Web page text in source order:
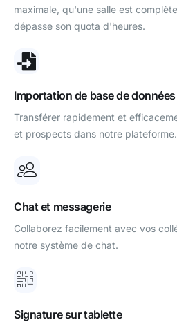
maximale, qu'une salle est
dépasse son quota d'heures.
Importation de base de données
Transférer rapidement et
et prospects dans notre plateforme.
Chat et messagerie
Collaborez facilement avec vos
notre système de chat.
Signature sur tablette